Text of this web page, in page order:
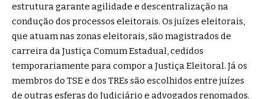
estrutura garante agilidade e descentralização na
condução dos processos eleitorais. Os juízes eleitorais,
que atuam nas zonas eleitorais, são magistrados de
carreira da Justiça Comum Estadual, cedidos
temporariamente para compor a Justiça Eleitoral. Já os
membros do TSE e dos TREs são escolhidos entre juízes
de outras esferas do Judiciário e advogados renomados.